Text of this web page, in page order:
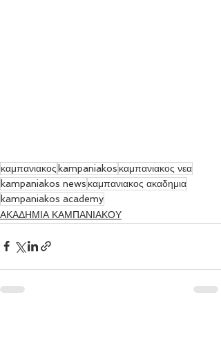
καμπανιακος kampaniakos καμπανιακος νεα
kampaniakos news καμπανιακος ακαδημια
kampaniakos academy
ΑΚΑΔΗΜΙΑ ΚΑΜΠΑΝΙΑΚΟΥ